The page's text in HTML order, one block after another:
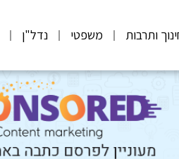
ותרבות משפטי נדל"ן